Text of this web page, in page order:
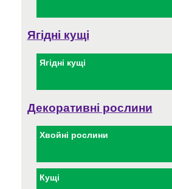
Ягідні кущі
Ягідні кущі
Декоративні рослини
Хвойні рослини
Кущі